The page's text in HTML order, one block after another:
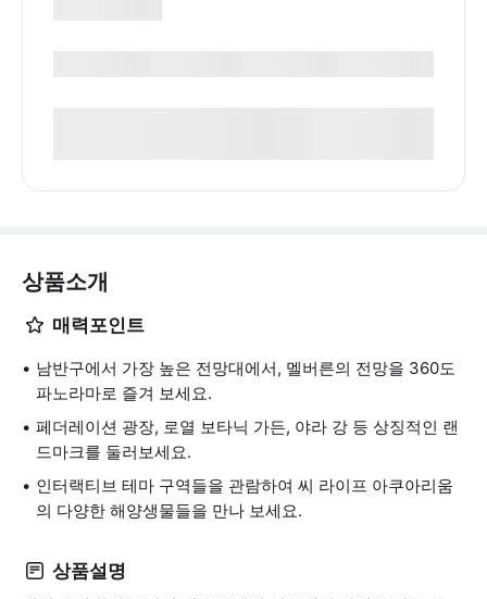
상품소개
매력포인트
남반구에서 가장 높은 전망대에서, 멜버른의 전망을 360도
파노라마로 즐겨 보세요.
페더레이션 광장, 로열 보타닉 가든, 야라 강 등 상징적인 랜
드마크를 둘러보세요.
인터랙티브 테마 구역들을 관람하여 씨 라이프 아쿠아리움
의 다양한 해양생물들을 만나 보세요.
상품설명